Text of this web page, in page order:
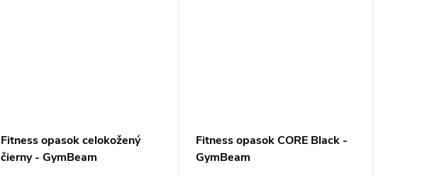
Fitness opasok celokožený
čierny - GymBeam
Fitness opasok CORE Black -
GymBeam